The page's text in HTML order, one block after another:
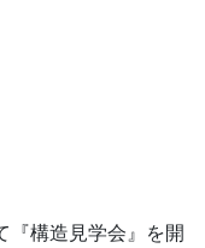
『構造見学会』を開